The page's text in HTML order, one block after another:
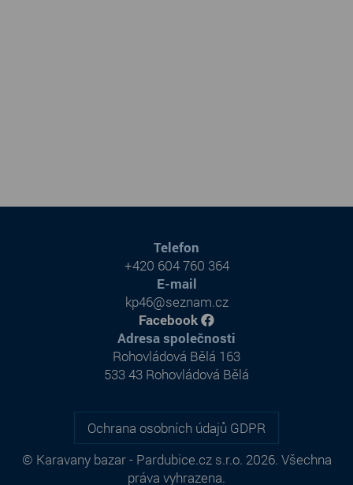
Ochrana osobních údajů GDPR
© Karavany bazar - Pardubice.cz s.r.o. 2026. Všechna
práva vyhrazena.
Adresa společnosti
Rohovládová Bělá 163
533 43 Rohovládová Bělá
Telefon
+420 604 760 364
E-mail
kp46@seznam.cz
Facebook